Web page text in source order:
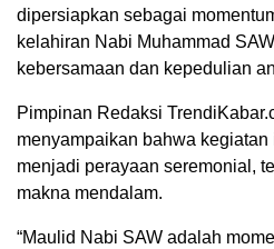
dipersiapkan sebagai
kelahiran Nabi Muhammad
kebersamaan dan kepedulian
Pimpinan Redaksi
menyampaikan bahwa
menjadi perayaan seremonial,
makna mendalam.
“Maulid Nabi SAW adalah